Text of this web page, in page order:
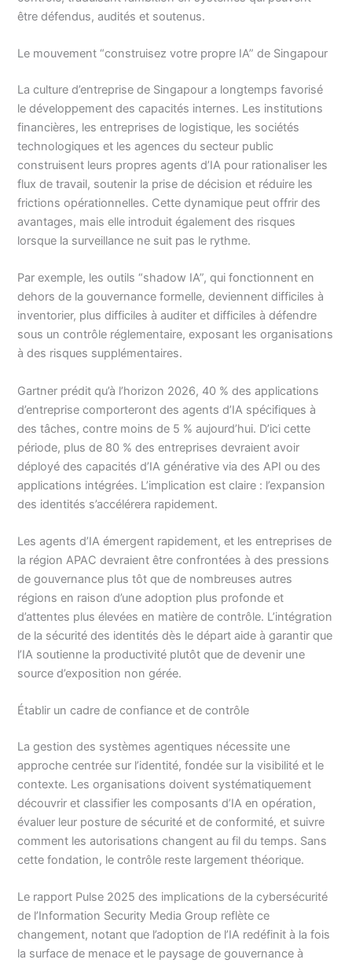
être défendus, audités et soutenus.
Le mouvement “construisez votre propre IA” de Singapour
La culture d’entreprise de Singapour a longtemps favorisé
le développement des capacités internes. Les institutions
financières, les entreprises de logistique, les sociétés
technologiques et les agences du secteur public
construisent leurs propres agents d’IA pour rationaliser les
flux de travail, soutenir la prise de décision et réduire les
frictions opérationnelles. Cette dynamique peut offrir des
avantages, mais elle introduit également des risques
lorsque la surveillance ne suit pas le rythme.
Par exemple, les outils “shadow IA”, qui fonctionnent en
dehors de la gouvernance formelle, deviennent difficiles à
inventorier, plus difficiles à auditer et difficiles à défendre
sous un contrôle réglementaire, exposant les organisations
à des risques supplémentaires.
Gartner prédit qu’à l’horizon 2026, 40 % des applications
d’entreprise comporteront des agents d’IA spécifiques à
des tâches, contre moins de 5 % aujourd’hui. D’ici cette
période, plus de 80 % des entreprises devraient avoir
déployé des capacités d’IA générative via des API ou des
applications intégrées. L’implication est claire : l’expansion
des identités s’accélérera rapidement.
Les agents d’IA émergent rapidement, et les entreprises de
la région APAC devraient être confrontées à des pressions
de gouvernance plus tôt que de nombreuses autres
régions en raison d’une adoption plus profonde et
d’attentes plus élevées en matière de contrôle. L’intégration
de la sécurité des identités dès le départ aide à garantir que
l’IA soutienne la productivité plutôt que de devenir une
source d’exposition non gérée.
Établir un cadre de confiance et de contrôle
La gestion des systèmes agentiques nécessite une
approche centrée sur l’identité, fondée sur la visibilité et le
contexte. Les organisations doivent systématiquement
découvrir et classifier les composants d’IA en opération,
évaluer leur posture de sécurité et de conformité, et suivre
comment les autorisations changent au fil du temps. Sans
cette fondation, le contrôle reste largement théorique.
Le rapport Pulse 2025 des implications de la cybersécurité
de l’Information Security Media Group reflète ce
changement, notant que l’adoption de l’IA redéfinit à la fois
la surface de menace et le paysage de gouvernance à